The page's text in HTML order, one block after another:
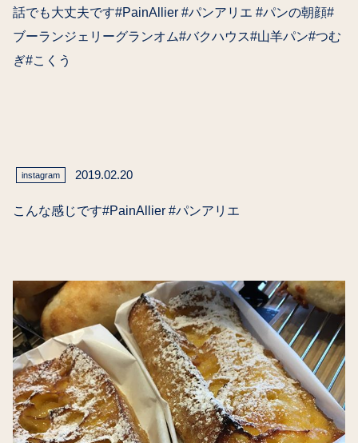
話でも大丈夫です#PainAllier #パンアリエ #パンの朝顔#
ブーランジェリーグランオム#バクハウス#山羊パン#つむ
ぎ#こくう
instagram 2019.02.20
こんな感じです#PainAllier #パンアリエ